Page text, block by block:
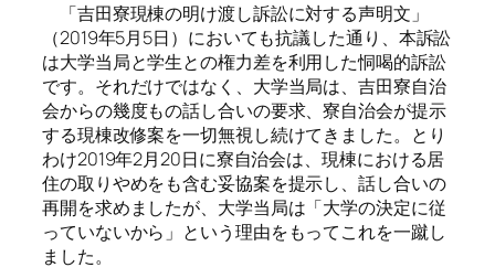
「吉田寮現棟の明け渡し訴訟に対する声明文」
（2019年5月5日）においても抗議した通り、本訴訟
は大学当局と学生との権力差を利用した恫喝的訴訟
です。それだけではなく、大学当局は、吉田寮自治
会からの幾度もの話し合いの要求、寮自治会が提示
する現棟改修案を一切無視し続けてきました。とり
わけ2019年2月20日に寮自治会は、現棟における居
住の取りやめをも含む妥協案を提示し、話し合いの
再開を求めましたが、大学当局は「大学の決定に従
っていないから」という理由をもってこれを一蹴し
ました。